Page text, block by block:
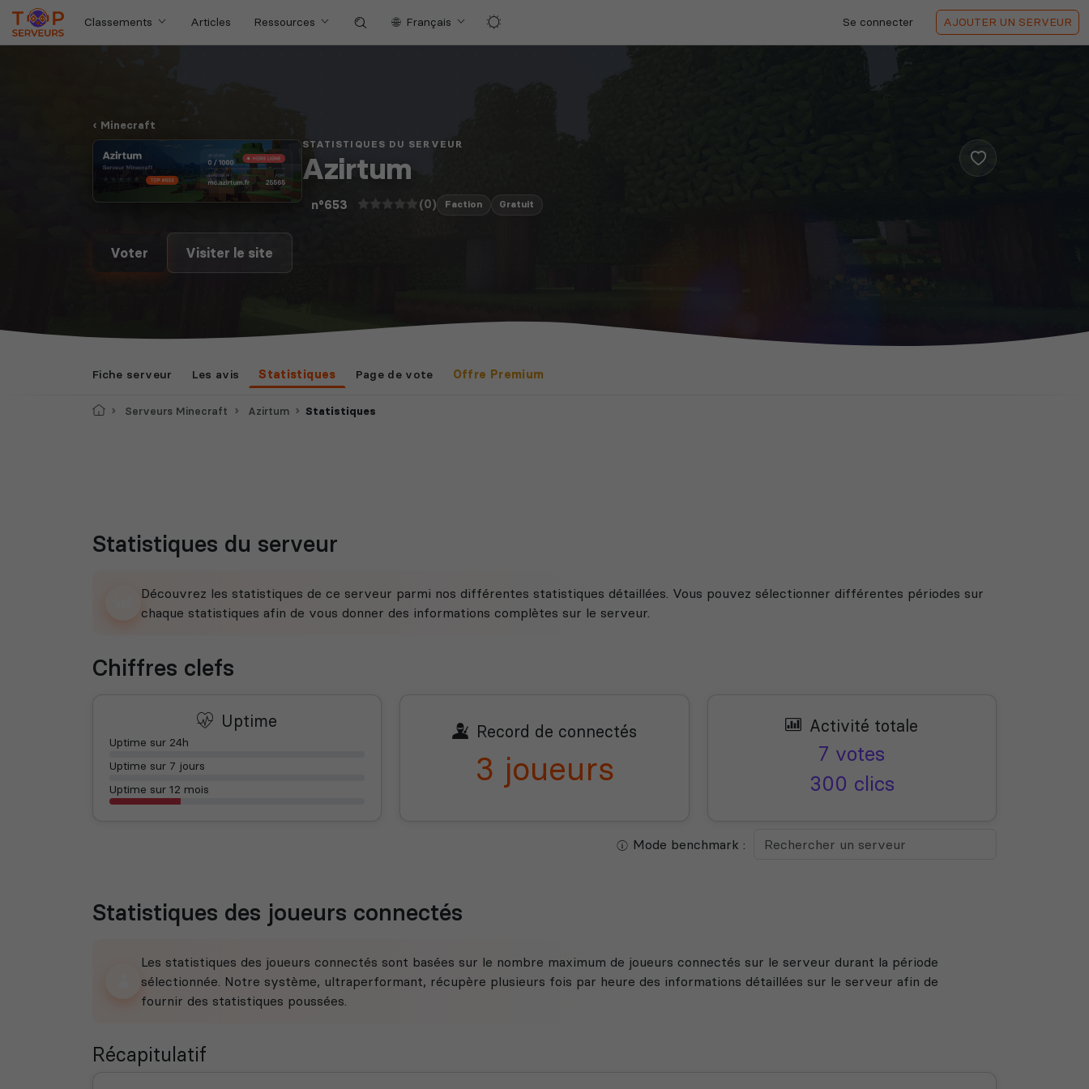
Classements Articles Ressources Français Se connecter AJOUTER UN SERVEUR
Minecraft
STATISTIQUES DU SERVEUR
Azirtum
n°653 (0) Faction Gratuit
Voter Visiter le site
Fiche serveur Les avis Statistiques Page de vote Offre Premium
AccueilServeurs Minecraft Azirtum Statistiques
Statistiques du serveur
Découvrez les statistiques de ce serveur parmi nos différentes statistiques détaillées. Vous pouvez sélectionner différentes périodes sur
chaque statistiques afin de vous donner des informations complètes sur le serveur.
Chiffres clefs
Uptime
Uptime sur 24h
Uptime sur 7 jours
Uptime sur 12 mois
Record de connectés
3 joueurs
Activité totale
7 votes
300 clics
Mode benchmark :
Statistiques des joueurs connectés
Les statistiques des joueurs connectés sont basées sur le nombre maximum de joueurs connectés sur le serveur durant la période
sélectionnée. Notre système, ultraperformant, récupère plusieurs fois par heure des informations détaillées sur le serveur afin de
fournir des statistiques poussées.
Récapitulatif